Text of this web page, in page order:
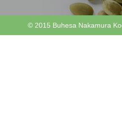
© 2015 Buhesa Nakamura